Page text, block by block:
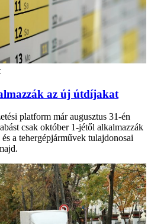
az új útdíjakat
platform már augusztus 31-én
csak október 1-jétől alkalmazzák
a tehergépjárművek tulajdonosai